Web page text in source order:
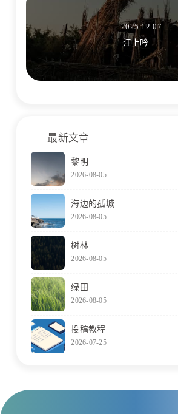
2025-12-07
江上吟
最新文章
黎明
2026-08-05
海边的孤城
2026-08-05
树林
2026-08-05
绿田
2026-08-05
投稿教程
2026-07-25